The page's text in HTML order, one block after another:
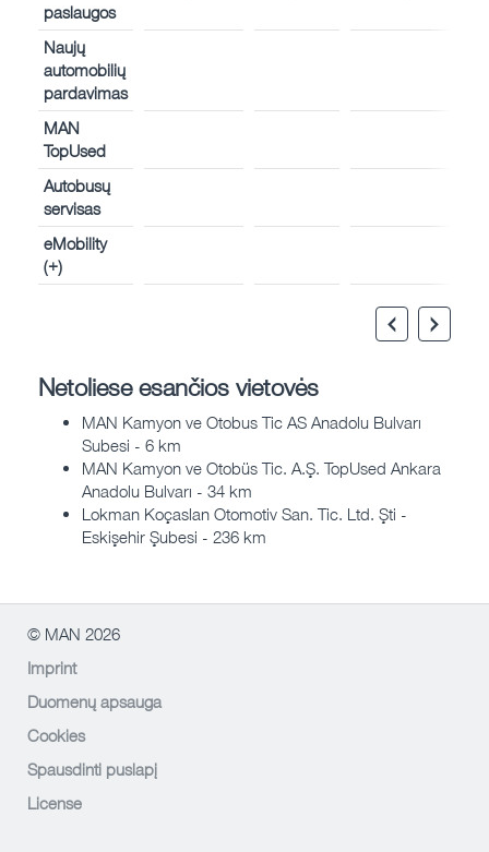
paslaugos
Naujų
automobilių
pardavimas
MAN
TopUsed
Autobusų
servisas
eMobility
(+)
Netoliese esančios vietovės
MAN Kamyon ve Otobus Tic AS Anadolu Bulvarı
Subesi - 6 km
MAN Kamyon ve Otobüs Tic. A.Ş. TopUsed Ankara
Anadolu Bulvarı - 34 km
Lokman Koçaslan Otomotiv San. Tic. Ltd. Şti -
Eskişehir Şubesi - 236 km
© MAN 2026
Imprint
Duomenų apsauga
Cookies
Spausdinti puslapį
License